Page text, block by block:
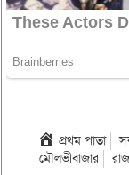
প্রথম পাতা
মৌলভীবাজার